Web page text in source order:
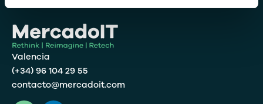
Valencia
(+34) 96 104 29 55
contacto@mercadoit.com